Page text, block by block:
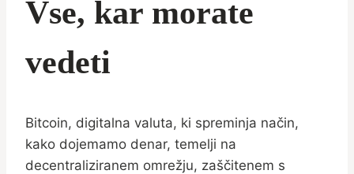
Vse, kar morate
vedeti
Bitcoin, digitalna valuta, ki spreminja način,
kako dojemamo denar, temelji na
decentraliziranem omrežju, zaščitenem s